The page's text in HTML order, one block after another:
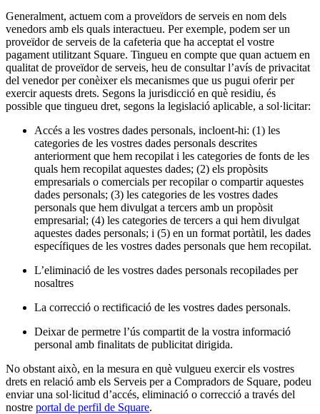
Generalment, actuem com a proveïdors de serveis en nom dels
venedors amb els quals interactueu. Per exemple, podem ser un
proveïdor de serveis de la cafeteria que ha acceptat el vostre
pagament utilitzant Square. Tingueu en compte que quan actuem en
qualitat de proveïdor de serveis, heu de consultar l’avís de privacitat
del venedor per conèixer els mecanismes que us pugui oferir per
exercir aquests drets. Segons la jurisdicció en què residiu, és
possible que tingueu dret, segons la legislació aplicable, a sol·licitar:
Accés a les vostres dades personals, incloent-hi: (1) les
categories de les vostres dades personals descrites
anteriorment que hem recopilat i les categories de fonts de les
quals hem recopilat aquestes dades; (2) els propòsits
empresarials o comercials per recopilar o compartir aquestes
dades personals; (3) les categories de les vostres dades
personals que hem divulgat a tercers amb un propòsit
empresarial; (4) les categories de tercers a qui hem divulgat
aquestes dades personals; i (5) en un format portàtil, les dades
específiques de les vostres dades personals que hem recopilat.
L’eliminació de les vostres dades personals recopilades per
nosaltres
La correcció o rectificació de les vostres dades personals.
Deixar de permetre l’ús compartit de la vostra informació
personal amb finalitats de publicitat dirigida.
No obstant això, en la mesura en què vulgueu exercir els vostres
drets en relació amb els Serveis per a Compradors de Square, podeu
enviar una sol·licitud d’accés, eliminació o correcció a través del
nostre portal de perfil de Square.